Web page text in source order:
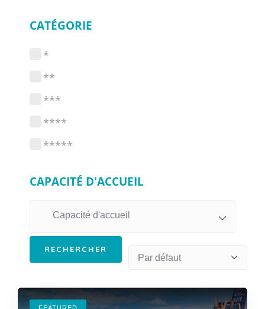
CATÉGORIE
*
**
***
****
*****
CAPACITÉ D'ACCUEIL
Capacité d'accueil